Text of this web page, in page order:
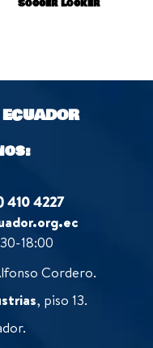
Soccer Locker
410 4227
18:00
Cordero.
, piso 13.